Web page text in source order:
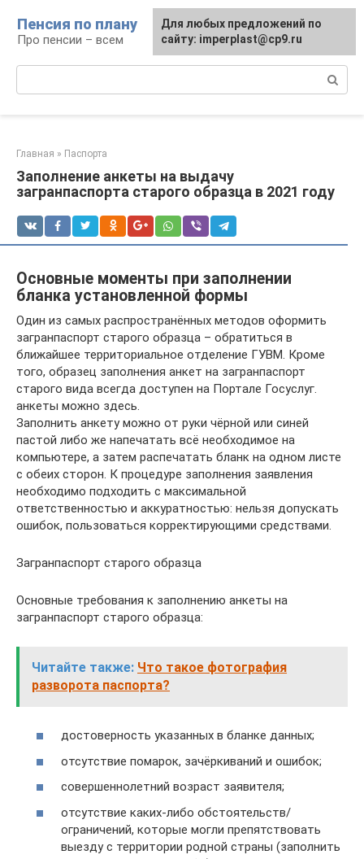
контенту
Пенсия по плану
Про пенсии – всем
Главная » Паспорта
Заполнение анкеты на выдачу
загранпаспорта старого образца в 2021 году
Основные моменты при заполнении
бланка установленной формы
Один из самых распространённых методов оформить
загранпаспорт старого образца – обратиться в
ближайшее территориальное отделение ГУВМ. Кроме
того, образец заполнения анкет на загранпаспорт
старого вида всегда доступен на Портале Госуслуг.
анкеты можно здесь.
Заполнить анкету можно от руки чёрной или синей
пастой либо же напечатать всё необходимое на
компьютере, а затем распечатать бланк на одном листе
с обеих сторон. К процедуре заполнения заявления
необходимо подходить с максимальной
ответственностью и аккуратностью: нельзя допускать
ошибок, пользоваться корректирующими средствами.
Загранпаспорт старого образца
Основные требования к заполнению анкеты на
загранпаспорт старого образца:
Читайте также: Что такое фотография
разворота паспорта?
достоверность указанных в бланке данных;
отсутствие помарок, зачёркиваний и ошибок;
совершеннолетний возраст заявителя;
отсутствие каких-либо обстоятельств/
ограничений, которые могли препятствовать
выезду с территории родной страны (заполнить
Для любых предложений по
сайту: imperplast@cp9.ru